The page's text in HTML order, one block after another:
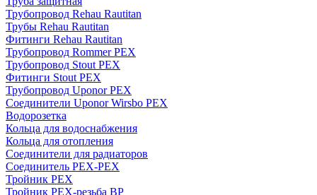
Трубопровод Rehau Rautitan
Трубы Rehau Rautitan
Фитинги Rehau Rautitan
Трубопровод Rommer PEX
Трубопровод Stout PEX
Фитинги Stout PEX
Трубопровод Uponor PEX
Соединители Uponor Wirsbo PEX
Водорозетка
Кольца для водоснабжения
Кольца для отопления
Соединители для радиаторов
Соединитель PEX-PEX
Тройник PEX
Тройник PEX-резьба ВР